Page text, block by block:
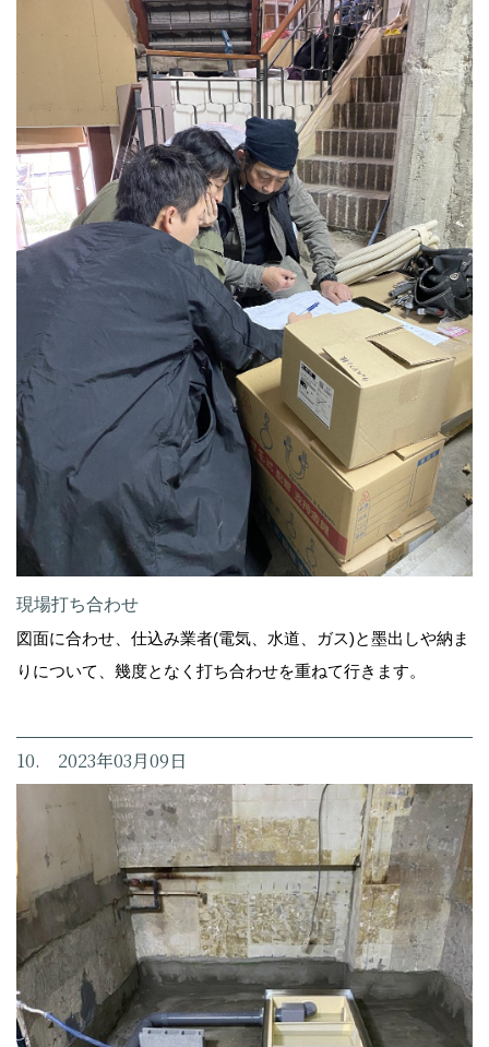
現場打ち合わせ
図面に合わせ、仕込み業者(電気、水道、ガス)と墨出しや納ま
りについて、幾度となく打ち合わせを重ねて行きます。
10. 2023年03月09日